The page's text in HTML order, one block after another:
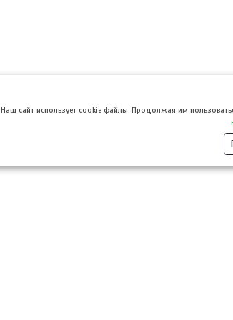
Hаш сайт использует cookie файлы. Продолжая им